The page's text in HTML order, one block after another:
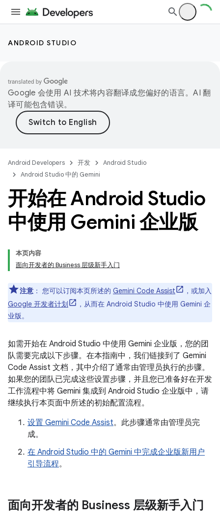
ANDROID STUDIO
Google 会使用 AI 技术将内容翻译成您偏好的语言。AI 翻
译可能包含错误。
Android Developers 开发
Android Studio
Android Studio 中的 Gemini
开始在 Android Studio
中使用 Gemini 企业版
本页内容
面向开发者的 Business 层级新手入门
注意 ： 您可以订阅本页所述的 Gemini Code Assist
，或加入
Google 开发者计划
，从而在 Android Studio 中使用 Gemini 企
业版。
如需开始在 Android Studio 中使用 Gemini 企业版，您的团
队需要完成以下步骤。在本指南中，我们链接到了 Gemini
Code Assist 文档，其中介绍了通常由管理员执行的步骤。
如果您的团队已完成这些设置步骤，并且您已准备好在开发
工作流程中将 Gemini 集成到 Android Studio 企业版中，请
继续执行本页面中所述的初始配置流程。
设置 Gemini Code Assist。此步骤通常由管理员完
成。
在 Android Studio 中的 Gemini 中完成企业版新用户
引导流程。
面向开发者的 Business 层级新手入门